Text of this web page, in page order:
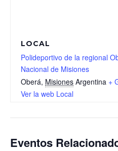
LOCAL
Polideportivo de la regional
Nacional de Misiones
Oberá, Misiones Argentina +
Ver la web Local
Eventos